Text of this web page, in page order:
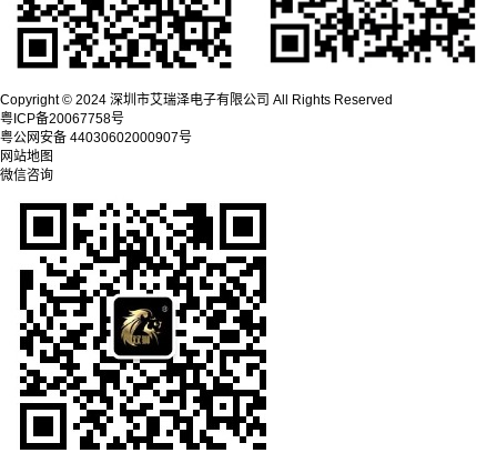
Copyright © 2024 深圳市艾瑞泽电子有限公司 All Rights Reserved
粤ICP备20067758号
粤公网安备 44030602000907号
网站地图
微信咨询